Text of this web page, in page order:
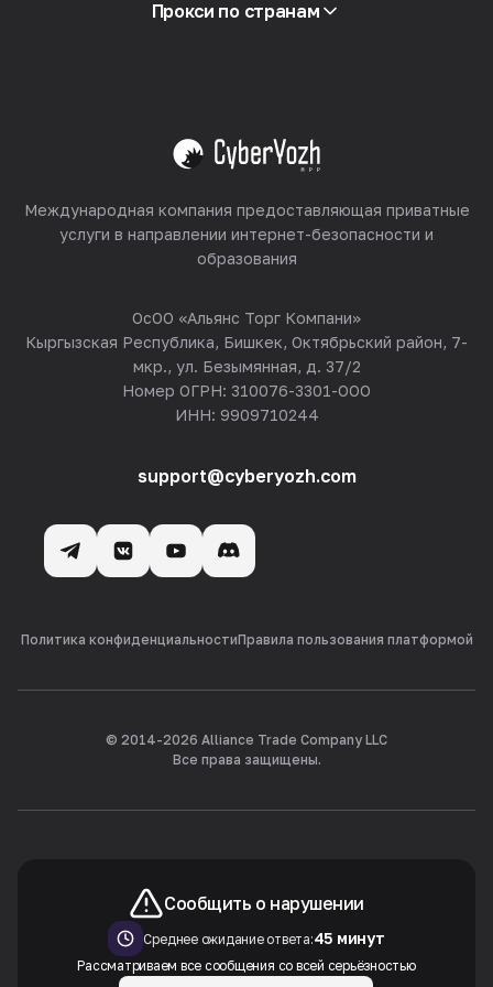
Реселлинг
Прокси по странам
Смотреть все
Международная компания предоставляющая приватные
услуги в направлении интернет-безопасности и
образования
ОсОО «Альянс Торг Компани»
Кыргызская Республика, Бишкек, Октябрьский район, 7-
мкр., ул. Безымянная, д. 37/2
Номер ОГРН: 310076-3301-ООО
ИНН: 9909710244
support@cyberyozh.com
Политика конфиденциальностиПравила пользования платформой
© 2014-2026 Alliance Trade Company LLC
Все права защищены.
Сообщить о нарушении
Среднее ожидание ответа:45 минут
Рассматриваем все сообщения со всей серьёзностью